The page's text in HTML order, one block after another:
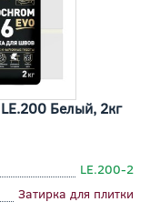
Белый, 2кг
LE.200-2
Затирка для плитки